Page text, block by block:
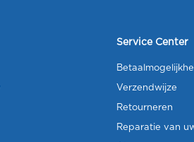
Service Center
Verzendwijze
Retourneren
Reparatie van